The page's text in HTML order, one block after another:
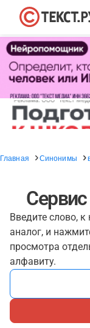
Главная Синонимы
Введите слово, к
аналог, и
просмотра
алфавиту.